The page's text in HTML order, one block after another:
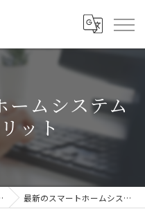
ームシステム
ット
最新のスマートホームシステム導入のメリット